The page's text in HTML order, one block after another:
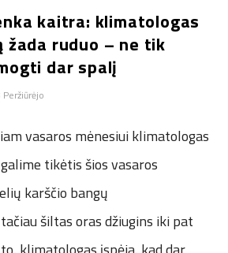
kaitra: klimatologas
žada ruduo – ne tik
dar spalį
vasaros mėnesiui klimatologas
tikėtis šios vasaros
karščio bangų
šiltas oras džiugins iki pat